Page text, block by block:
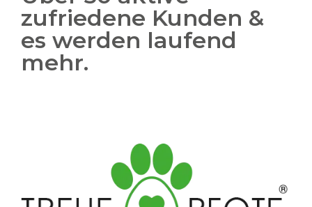
zufriedene Kunden &
es werden laufend
mehr.